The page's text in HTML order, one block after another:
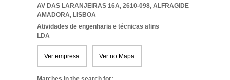
AV DAS LARANJEIRAS 16A, 2610-098, ALFRAGIDE
AMADORA, LISBOA
Atividades de engenharia e técnicas afins
LDA
Ver empresa Ver no Mapa